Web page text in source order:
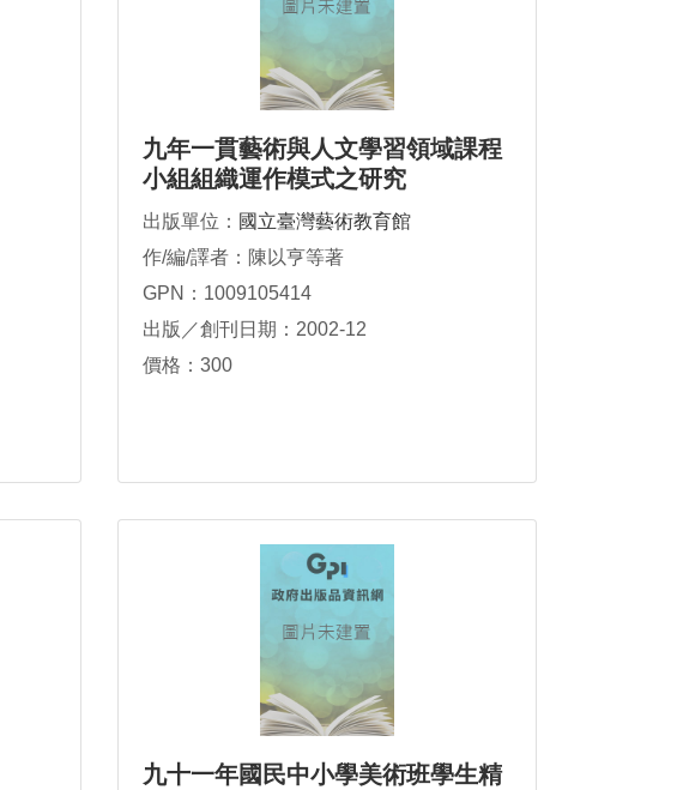
九年一貫藝術與人文學習領域課程
小組組織運作模式之研究
出版單位： 國立臺灣藝術教育館
作/編/譯者：陳以亨等著
GPN：1009105414
出版／創刊日期：2002-12
價格：300
九十一年國民中小學美術班學生精